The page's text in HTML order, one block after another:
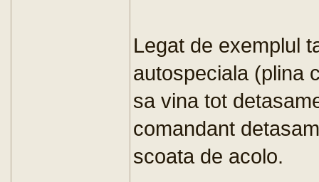
Legat de exemplul
autospeciala (plina
sa vina tot
comandant
scoata de acolo.